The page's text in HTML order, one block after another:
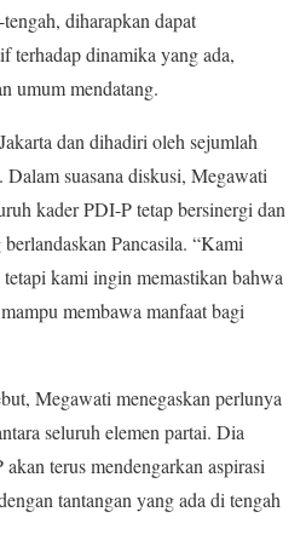
diharapkan dapat
terhadap dinamika yang ada,
umum mendatang.
dan dihadiri oleh sejumlah
Dalam suasana diskusi, Megawati
kader PDI-P tetap bersinergi dan
Pancasila. “Kami
kami ingin memastikan bahwa
membawa manfaat bagi
Megawati menegaskan perlunya
seluruh elemen partai. Dia
terus mendengarkan aspirasi
tantangan yang ada di tengah